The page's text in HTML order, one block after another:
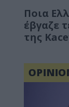
Ποια
έβγαζε
της